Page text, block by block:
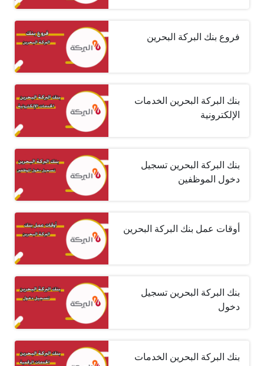
فروع بنك البركة البحرين
بنك البركة البحرين الخدمات
الإلكترونية
بنك البركة البحرين تسجيل
دخول الموظفين
أوقات عمل بنك البركة البحرين
بنك البركة البحرين تسجيل
دخول
بنك البركة البحرين الخدمات